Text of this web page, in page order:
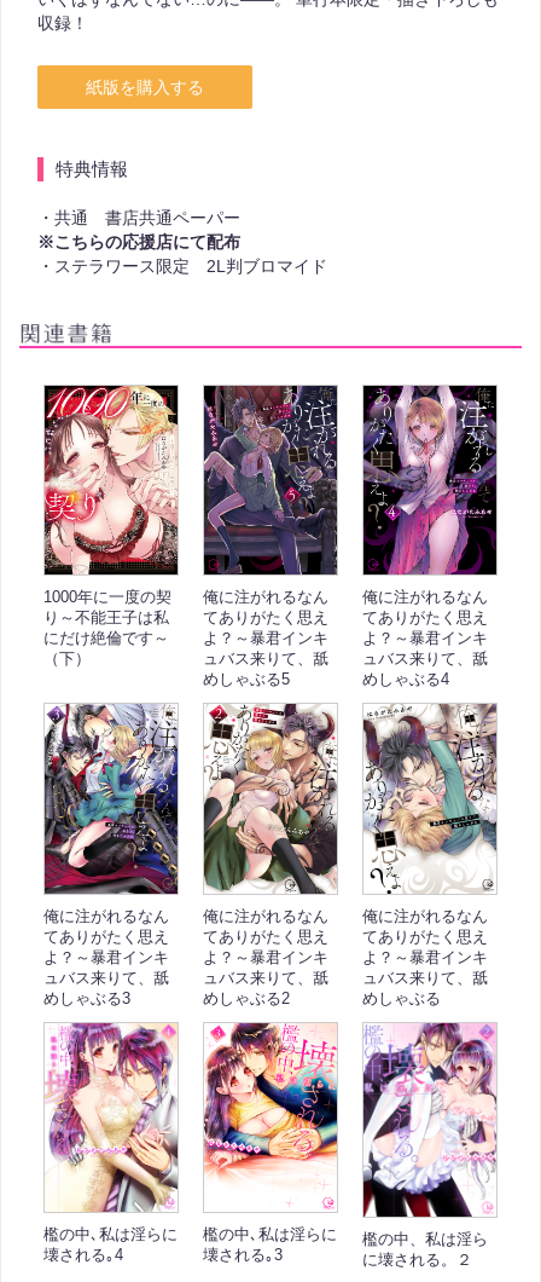
収録！
紙版を購入する
特典情報
・共通 書店共通ペーパー
※こちらの応援店にて配布
・ステラワース限定 2L判ブロマイド
1000年に一度の契
り～不能王子は私
にだけ絶倫です～
（下）
俺に注がれるなん
てありがたく思え
よ？～暴君インキ
ュバス来りて、舐
めしゃぶる5
俺に注がれるなん
てありがたく思え
よ？～暴君インキ
ュバス来りて、舐
めしゃぶる4
俺に注がれるなん
てありがたく思え
よ？～暴君インキ
ュバス来りて、舐
めしゃぶる3
俺に注がれるなん
てありがたく思え
よ？～暴君インキ
ュバス来りて、舐
めしゃぶる2
俺に注がれるなん
てありがたく思え
よ？～暴君インキ
ュバス来りて、舐
めしゃぶる
檻の中､私は淫らに
壊される｡4
檻の中､私は淫らに
壊される｡3
檻の中、私は淫ら
に壊される。２